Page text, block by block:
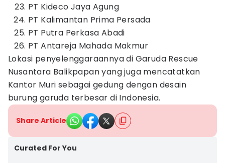
PT Kideco Jaya Agung
PT Kalimantan Prima Persada
PT Putra Perkasa Abadi
PT Antareja Mahada Makmur
Lokasi penyelenggaraannya di Garuda Rescue
Nusantara Balikpapan yang juga mencatatkan
Kantor Muri sebagai gedung dengan desain
burung garuda terbesar di Indonesia.
Share Article
Curated For You